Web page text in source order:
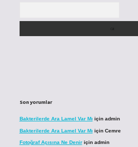
Son yorumlar
Bakterilerde Ara Lamel Var Mı için admin
Bakterilerde Ara Lamel Var Mı için Cemre
Fotoğraf Açısına Ne Deniriçin admin